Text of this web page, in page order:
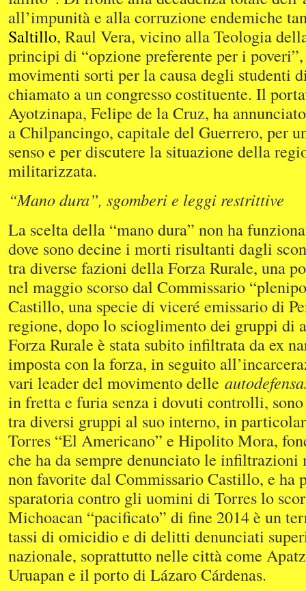
all’impunità e alla corruzione endemiche
Saltillo, Raul Vera, vicino alla Teologia
principi di “opzione preferente per i
movimenti sorti per la causa degli studenti
chiamato a un congresso costituente. Il
Ayotzinapa, Felipe de la Cruz, ha
a Chilpancingo, capitale del Guerrero, per
senso e per discutere la situazione della
militarizzata.
“Mano dura”, sgomberi e leggi restrittive
La scelta della “mano dura” non ha
dove sono decine i morti risultanti dagli
tra diverse fazioni della Forza Rurale, una
nel maggio scorso dal Commissario
Castillo, una specie di viceré emissario di
regione, dopo lo scioglimento dei gruppi di
Forza Rurale è stata subito infiltrata da ex
imposta con la forza, in seguito
vari leader del movimento delle
in fretta e furia senza i dovuti controlli,
tra diversi gruppi al suo interno, in
Torres “El Americano” e Hipolito Mora,
che ha da sempre denunciato le infiltrazioni
non favorite dal Commissario Castillo, e ha
sparatoria contro gli uomini di Torres lo
Michoacan “pacificato” di fine 2014 è un
tassi di omicidio e di delitti denunciati
nazionale, soprattutto nelle città come
Uruapan e il porto di Lázaro Cárdenas.